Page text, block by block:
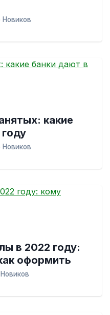
Новиков
какие
Новиков
в 2022 году:
оформить